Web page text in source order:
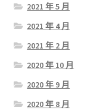
2021 年 5 月
2021 年 4 月
2021 年 2 月
2020 年 10 月
2020 年 9 月
2020 年 8 月